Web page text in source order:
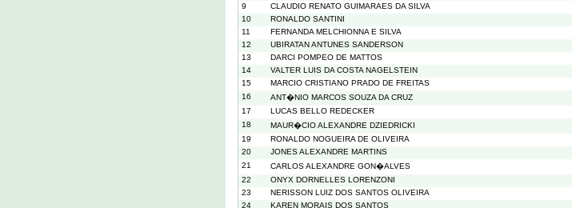
9
CLAUDIO RENATO GUIMARAES DA SILVA
10
RONALDO SANTINI
11
FERNANDA MELCHIONNA E SILVA
12
UBIRATAN ANTUNES SANDERSON
13
DARCI POMPEO DE MATTOS
14
VALTER LUIS DA COSTA NAGELSTEIN
15
MARCIO CRISTIANO PRADO DE FREITAS
16
ANT�NIO MARCOS SOUZA DA CRUZ
17
LUCAS BELLO REDECKER
18
MAUR�CIO ALEXANDRE DZIEDRICKI
19
RONALDO NOGUEIRA DE OLIVEIRA
20
JONES ALEXANDRE MARTINS
21
CARLOS ALEXANDRE GON�ALVES
22
ONYX DORNELLES LORENZONI
23
NERISSON LUIZ DOS SANTOS OLIVEIRA
24
KAREN MORAIS DOS SANTOS